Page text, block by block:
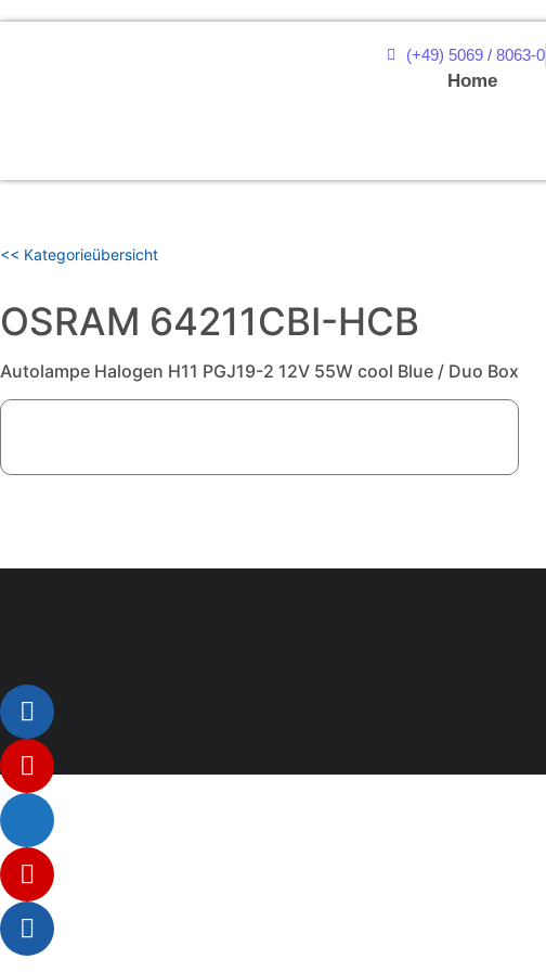
(+49) 5069 / 8063-0
Home
<< Kategorieübersicht
OSRAM 64211CBI-HCB
Autolampe Halogen H11 PGJ19-2 12V 55W cool Blue / Duo Box